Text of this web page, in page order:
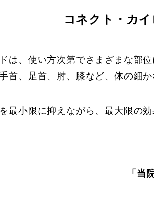
コネクト・カ
は、使い方次第でさまざまな部
首、足首、肘、膝など、体の細か
最小限に抑えながら、最大限の
「当